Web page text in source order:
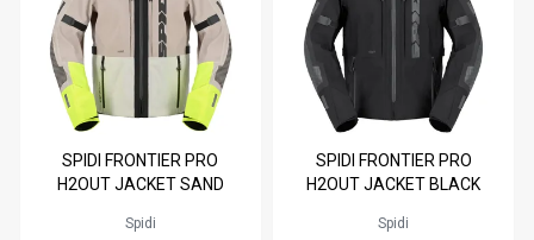
Tilgjengelig i
M L XL XXL
3XL
SPIDI FRONTIER PRO
H2OUT JACKET SAND
Spidi
Tilgjengelig i
S M L XL XXL
3XL
SPIDI FRONTIER PRO
H2OUT JACKET BLACK
Spidi